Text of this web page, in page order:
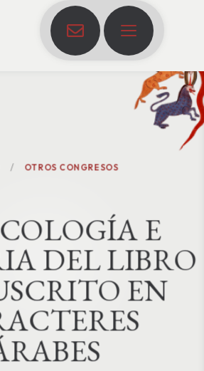
OTROS CONGRESOS
COLOGÍAE
IADELLIBRO
SCRITOEN
ACTERES
RABES